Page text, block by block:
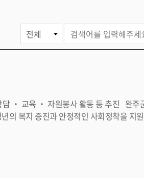
게
시
물